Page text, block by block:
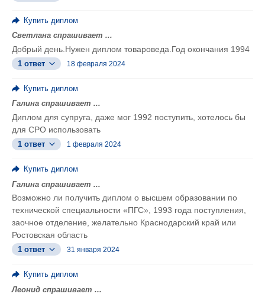
Купить диплом
Светлана спрашивает ...
Добрый день.Нужен диплом товароведа.Год окончания 1994
1 ответ 18 февраля 2024
Купить диплом
Галина спрашивает ...
Диплом для супруга, даже мог 1992 поступить, хотелось бы
для СРО использовать
1 ответ 1 февраля 2024
Купить диплом
Галина спрашивает ...
Возможно ли получить диплом о высшем образовании по
технической специальности «ПГС», 1993 года поступления,
заочное отделение, желательно Краснодарский край или
Ростовская область
1 ответ 31 января 2024
Купить диплом
Леонид спрашивает ...